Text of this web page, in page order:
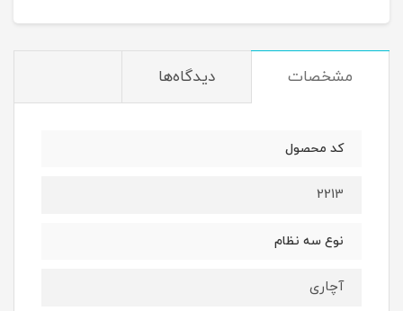
مشخصات دیدگاه‌ها
کد محصول
2213
نوع سه نظام
آچاری